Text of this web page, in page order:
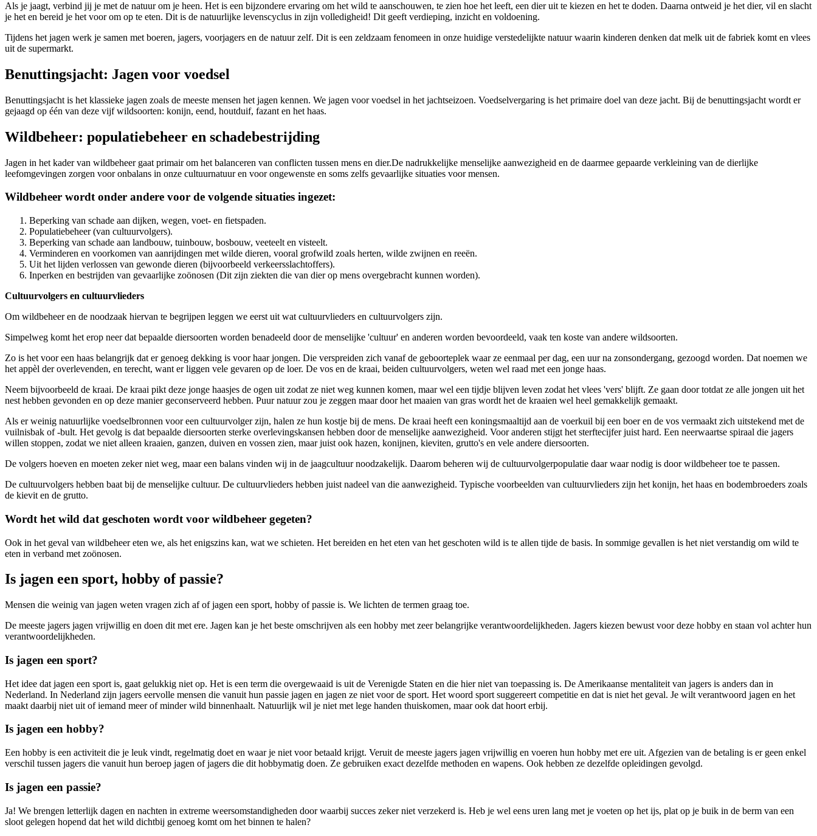
Als je jaagt, verbind jij je met de natuur om je heen. Het is een bijzondere ervaring om het wild te aanschouwen, te zien hoe het leeft, een dier uit te kiezen en het te doden. Daarna ontweid je het dier, vil en slacht
je het en bereid je het voor om op te eten. Dit is de natuurlijke levenscyclus in zijn volledigheid! Dit geeft verdieping, inzicht en voldoening.
Tijdens het jagen werk je samen met boeren, jagers, voorjagers en de natuur zelf. Dit is een zeldzaam fenomeen in onze huidige verstedelijkte natuur waarin kinderen denken dat melk uit de fabriek komt en vlees
uit de supermarkt.
Benuttingsjacht: Jagen voor voedsel
Benuttingsjacht is het klassieke jagen zoals de meeste mensen het jagen kennen. We jagen voor voedsel in het jachtseizoen. Voedselvergaring is het primaire doel van deze jacht. Bij de benuttingsjacht wordt er
gejaagd op één van deze vijf wildsoorten: konijn, eend, houtduif, fazant en het haas.
Wildbeheer: populatiebeheer en schadebestrijding
Jagen in het kader van wildbeheer gaat primair om het balanceren van conflicten tussen mens en dier.De nadrukkelijke menselijke aanwezigheid en de daarmee gepaarde verkleining van de dierlijke
leefomgevingen zorgen voor onbalans in onze cultuurnatuur en voor ongewenste en soms zelfs gevaarlijke situaties voor mensen.
Wildbeheer wordt onder andere voor de volgende situaties ingezet:
Beperking van schade aan dijken, wegen, voet- en fietspaden.
Populatiebeheer (van cultuurvolgers).
Beperking van schade aan landbouw, tuinbouw, bosbouw, veeteelt en visteelt.
Verminderen en voorkomen van aanrijdingen met wilde dieren, vooral grofwild zoals herten, wilde zwijnen en reeën.
Uit het lijden verlossen van gewonde dieren (bijvoorbeeld verkeersslachtoffers).
Inperken en bestrijden van gevaarlijke zoönosen (Dit zijn ziekten die van dier op mens overgebracht kunnen worden).
Cultuurvolgers en cultuurvlieders
Om wildbeheer en de noodzaak hiervan te begrijpen leggen we eerst uit wat cultuurvlieders en cultuurvolgers zijn.
Simpelweg komt het erop neer dat bepaalde diersoorten worden benadeeld door de menselijke 'cultuur' en anderen worden bevoordeeld, vaak ten koste van andere wildsoorten.
Zo is het voor een haas belangrijk dat er genoeg dekking is voor haar jongen. Die verspreiden zich vanaf de geboorteplek waar ze eenmaal per dag, een uur na zonsondergang, gezoogd worden. Dat noemen we
het appèl der overlevenden, en terecht, want er liggen vele gevaren op de loer. De vos en de kraai, beiden cultuurvolgers, weten wel raad met een jonge haas.
Neem bijvoorbeeld de kraai. De kraai pikt deze jonge haasjes de ogen uit zodat ze niet weg kunnen komen, maar wel een tijdje blijven leven zodat het vlees 'vers' blijft. Ze gaan door totdat ze alle jongen uit het
nest hebben gevonden en op deze manier geconserveerd hebben. Puur natuur zou je zeggen maar door het maaien van gras wordt het de kraaien wel heel gemakkelijk gemaakt.
Als er weinig natuurlijke voedselbronnen voor een cultuurvolger zijn, halen ze hun kostje bij de mens. De kraai heeft een koningsmaaltijd aan de voerkuil bij een boer en de vos vermaakt zich uitstekend met de
vuilnisbak of -bult. Het gevolg is dat bepaalde diersoorten sterke overlevingskansen hebben door de menselijke aanwezigheid. Voor anderen stijgt het sterftecijfer juist hard. Een neerwaartse spiraal die jagers
willen stoppen, zodat we niet alleen kraaien, ganzen, duiven en vossen zien, maar juist ook hazen, konijnen, kieviten, grutto's en vele andere diersoorten.
De volgers hoeven en moeten zeker niet weg, maar een balans vinden wij in de jaagcultuur noodzakelijk. Daarom beheren wij de cultuurvolgerpopulatie daar waar nodig is door wildbeheer toe te passen.
De cultuurvolgers hebben baat bij de menselijke cultuur. De cultuurvlieders hebben juist nadeel van die aanwezigheid. Typische voorbeelden van cultuurvlieders zijn het konijn, het haas en bodembroeders zoals
de kievit en de grutto.
Wordt het wild dat geschoten wordt voor wildbeheer gegeten?
Ook in het geval van wildbeheer eten we, als het enigszins kan, wat we schieten. Het bereiden en het eten van het geschoten wild is te allen tijde de basis. In sommige gevallen is het niet verstandig om wild te
eten in verband met zoönosen.
Is jagen een sport, hobby of passie?
Mensen die weinig van jagen weten vragen zich af of jagen een sport, hobby of passie is. We lichten de termen graag toe.
De meeste jagers jagen vrijwillig en doen dit met ere. Jagen kan je het beste omschrijven als een hobby met zeer belangrijke verantwoordelijkheden. Jagers kiezen bewust voor deze hobby en staan vol achter hun
verantwoordelijkheden.
Is jagen een sport?
Het idee dat jagen een sport is, gaat gelukkig niet op. Het is een term die overgewaaid is uit de Verenigde Staten en die hier niet van toepassing is. De Amerikaanse mentaliteit van jagers is anders dan in
Nederland. In Nederland zijn jagers eervolle mensen die vanuit hun passie jagen en jagen ze niet voor de sport. Het woord sport suggereert competitie en dat is niet het geval. Je wilt verantwoord jagen en het
maakt daarbij niet uit of iemand meer of minder wild binnenhaalt. Natuurlijk wil je niet met lege handen thuiskomen, maar ook dat hoort erbij.
Is jagen een hobby?
Een hobby is een activiteit die je leuk vindt, regelmatig doet en waar je niet voor betaald krijgt. Veruit de meeste jagers jagen vrijwillig en voeren hun hobby met ere uit. Afgezien van de betaling is er geen enkel
verschil tussen jagers die vanuit hun beroep jagen of jagers die dit hobbymatig doen. Ze gebruiken exact dezelfde methoden en wapens. Ook hebben ze dezelfde opleidingen gevolgd.
Is jagen een passie?
Ja! We brengen letterlijk dagen en nachten in extreme weersomstandigheden door waarbij succes zeker niet verzekerd is. Heb je wel eens uren lang met je voeten op het ijs, plat op je buik in de berm van een
sloot gelegen hopend dat het wild dichtbij genoeg komt om het binnen te halen?